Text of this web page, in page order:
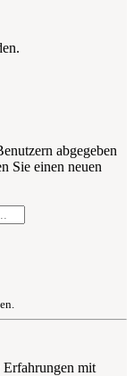
abgegeben
Sie einen neuen
mit